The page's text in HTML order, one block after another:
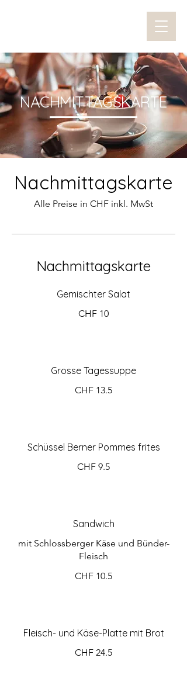
NACHMITTAGSKARTE
Nachmittagskarte
Alle Preise in CHF inkl. MwSt
Nachmittagskarte
Gemischter Salat
CHF 10
Grosse Tagessuppe
CHF 13.5
Schüssel Berner Pommes frites
CHF 9.5
Sandwich
mit Schlossberger Käse und Bünder-
Fleisch
CHF 10.5
Fleisch- und Käse-Platte mit Brot
CHF 24.5